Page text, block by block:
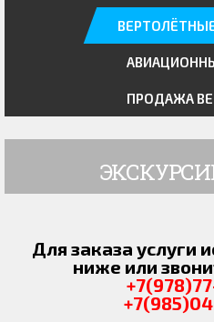
ПРОДАЖА
Для заказа услуги
ниже или